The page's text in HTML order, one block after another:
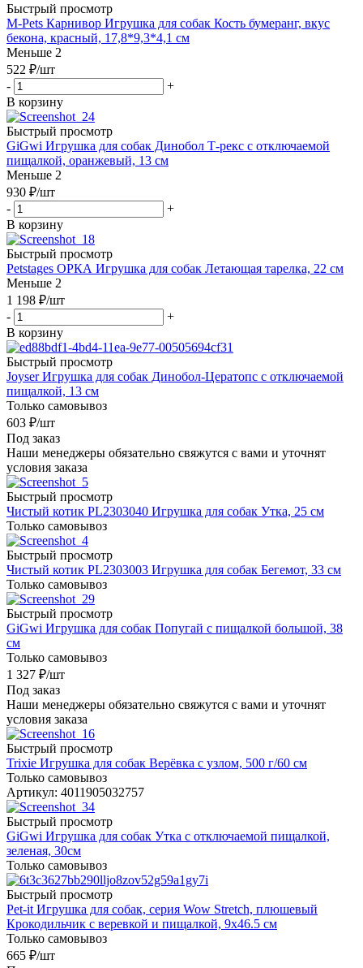
Быстрый просмотр
M-Pets Карнивор Игрушка для собак Кость бумеранг, вкус
бекона, красный, 17,8*9,3*4,1 см
Меньше 2
522 ₽/шт
-
+
В корзину
Быстрый просмотр
GiGwi Игрушка для собак Динобол Т-рекс с отключаемой
пищалкой, оранжевый, 13 см
Меньше 2
930 ₽/шт
-
+
В корзину
Быстрый просмотр
Petstages ОРКА Игрушка для собак Летающая тарелка, 22 см
Меньше 2
1 198 ₽/шт
-
+
В корзину
Быстрый просмотр
Joyser Игрушка для собак Динобол-Цератопс с отключаемой
пищалкой, 13 см
Только самовывоз
603 ₽/шт
Под заказ
Наши менеджеры обязательно свяжутся с вами и уточнят
условия заказа
Быстрый просмотр
Чистый котик PL2303040 Игрушка для собак Утка, 25 см
Только самовывоз
Быстрый просмотр
Чистый котик PL2303003 Игрушка для собак Бегемот, 33 см
Только самовывоз
Быстрый просмотр
GiGwi Игрушка для собак Попугай с пищалкой большой, 38
см
Только самовывоз
1 327 ₽/шт
Под заказ
Наши менеджеры обязательно свяжутся с вами и уточнят
условия заказа
Быстрый просмотр
Trixie Игрушка для собак Верёвка с узлом, 500 г/60 см
Только самовывоз
Артикул: 4011905032757
Быстрый просмотр
GiGwi Игрушка для собак Утка с отключаемой пищалкой,
зеленая, 30см
Только самовывоз
Быстрый просмотр
Pet-it Игрушка для собак, серия Wow Stretch, плюшевый
Крокодильчик с веревкой и пищалкой, 9x46.5 см
Только самовывоз
665 ₽/шт